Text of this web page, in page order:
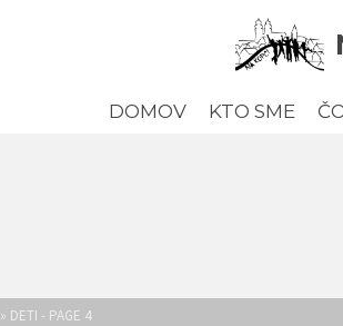
DOMOV KTO SME
» DETI - PAGE 4